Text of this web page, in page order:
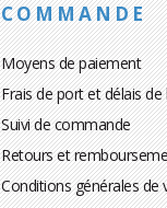
COMMANDE
Moyens de paiement
Frais de port et délais de
Suivi de commande
Retours et
Conditions générales de